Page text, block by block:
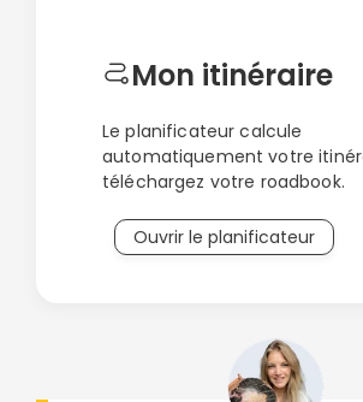
Mon itinéraire
Le planificateur calcule
automatiquement votre
téléchargez votre roadbook.
Ouvrir le planificateur